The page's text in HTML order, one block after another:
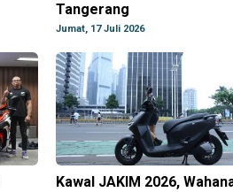
Tangerang
Jumat, 17 Juli 2026
Kawal JAKIM 2026,